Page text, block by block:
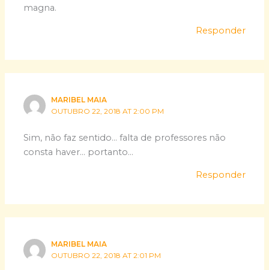
magna.
Responder
MARIBEL MAIA
OUTUBRO 22, 2018 AT 2:00 PM
Sim, não faz sentido… falta de professores não
consta haver… portanto…
Responder
MARIBEL MAIA
OUTUBRO 22, 2018 AT 2:01 PM